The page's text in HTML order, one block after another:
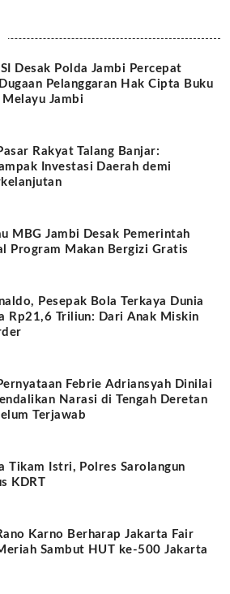
Desak Polda Jambi Percepat
Pelanggaran Hak Cipta Buku
Jambi
Rakyat Talang Banjar:
Investasi Daerah demi
MBG Jambi Desak Pemerintah
Program Makan Bergizi Gratis
Pesepak Bola Terkaya Dunia
Rp21,6 Triliun: Dari Anak Miskin
Febrie Adriansyah Dinilai
Narasi di Tengah Deretan
Terjawab
Tikam Istri, Polres Sarolangun
KDRT
Karno Berharap Jakarta Fair
Sambut HUT ke-500 Jakarta